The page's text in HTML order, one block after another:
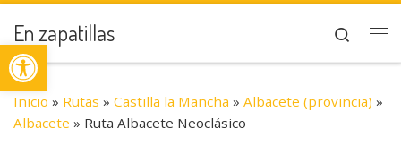
Abrir barra de herramientas
Saltar al contenido
En zapatillas
Search
Inicio » Rutas » Castilla la Mancha » Albacete (provincia) »
Albacete » Ruta Albacete Neoclásico